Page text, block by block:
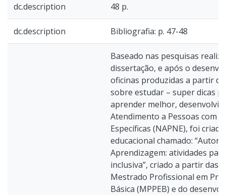
dc.description 48 p.
dc.description Bibliografia: p. 47-48
Baseado nas pesquisas
dissertação, e após o
oficinas produzidas a partir
sobre estudar – super dicas
aprender melhor,
Atendimento a Pessoas com
Específicas (NAPNE), foi
educacional chamado:
Aprendizagem: atividades
inclusiva”, criado a partir das
Mestrado Profissional em
Básica (MPPEB) e do